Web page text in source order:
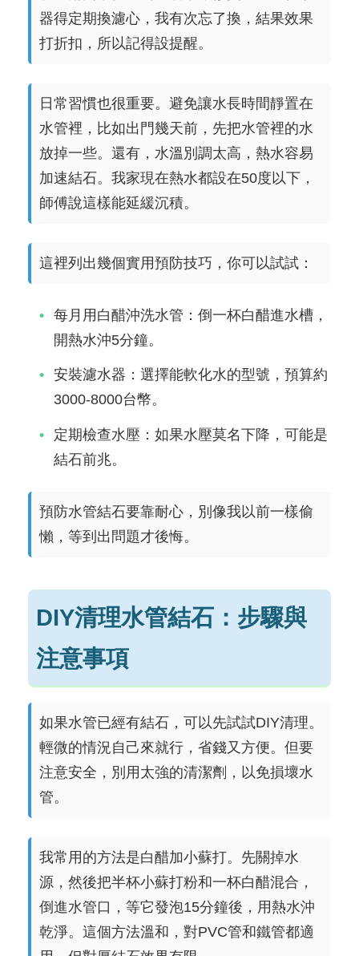
器得定期換濾心，我有次忘了換，結果效果
打折扣，所以記得設提醒。
日常習慣也很重要。避免讓水長時間靜置在
水管裡，比如出門幾天前，先把水管裡的水
放掉一些。還有，水溫別調太高，熱水容易
加速結石。我家現在熱水都設在50度以下，
師傅說這樣能延緩沉積。
這裡列出幾個實用預防技巧，你可以試試：
每月用白醋沖洗水管：倒一杯白醋進水槽，
開熱水沖5分鐘。
安裝濾水器：選擇能軟化水的型號，預算約
3000-8000台幣。
定期檢查水壓：如果水壓莫名下降，可能是
結石前兆。
預防水管結石要靠耐心，別像我以前一樣偷
懶，等到出問題才後悔。
DIY清理水管結石：步驟與
注意事項
如果水管已經有結石，可以先試試DIY清理。
輕微的情況自己來就行，省錢又方便。但要
注意安全，別用太強的清潔劑，以免損壞水
管。
我常用的方法是白醋加小蘇打。先關掉水
源，然後把半杯小蘇打粉和一杯白醋混合，
倒進水管口，等它發泡15分鐘後，用熱水沖
乾淨。這個方法溫和，對PVC管和鐵管都適